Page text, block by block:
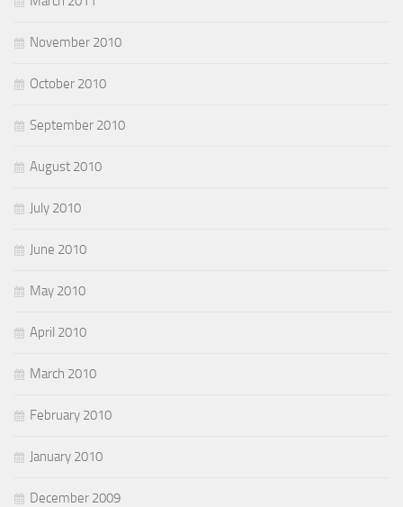
November 2010
October 2010
September 2010
August 2010
July 2010
June 2010
May 2010
April 2010
March 2010
February 2010
January 2010
December 2009